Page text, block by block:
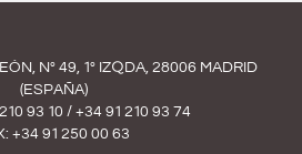
Nº 49, 1º IZQDA, 28006 MADRID
(ESPAÑA)
93 10 / +34 91 210 93 74
+34 91 250 00 63